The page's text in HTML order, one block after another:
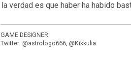
la verdad es que haber ha habido
GAME DESIGNER
Twitter: @astrologo666, @Kikkulia